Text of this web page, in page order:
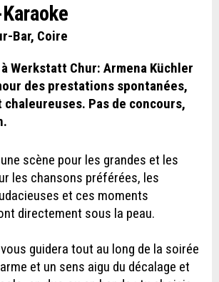
Bar, Coire
Werkstatt Chur: Armena Küchler
des prestations spontanées,
Pas de concours,
scène pour les grandes et les
les chansons préférées, les
et ces moments
directement sous la peau.
guidera tout au long de la soirée
et un sens aigu du décalage et